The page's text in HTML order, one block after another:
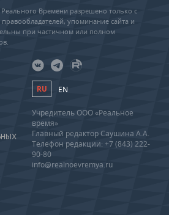
Времени разрешено только с
упоминание сайта и
при частичном или полном
RU EN
Учредитель ООО «Реальное
время»
Главный редактор Саушина А.А.
Телефон редакции: +7 (843) 222-
90-80
info@realnoevremya.ru